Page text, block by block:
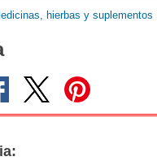
hierbas y suplementos